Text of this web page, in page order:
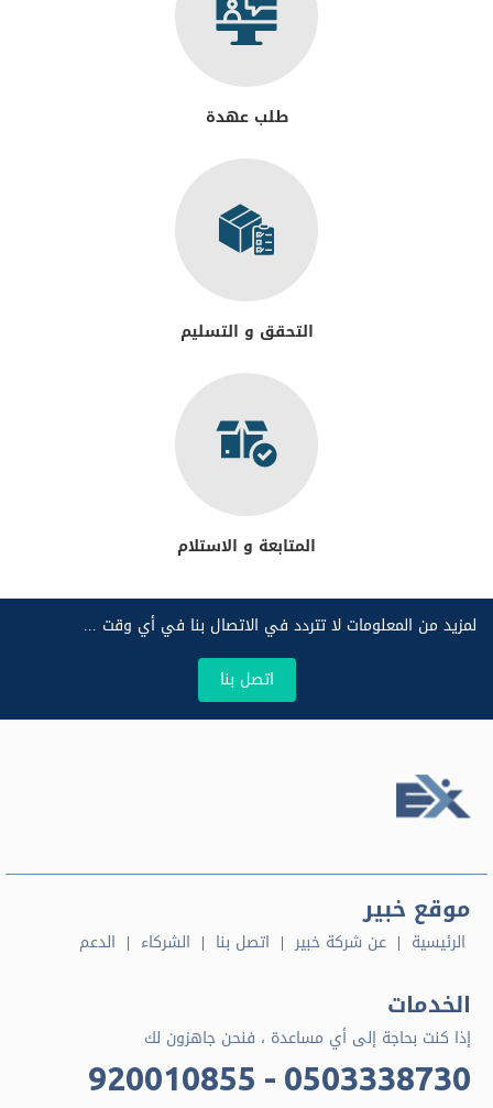
طلب عهدة
التحقق و التسليم
المتابعة و الاستلام
لمزيد من المعلومات لا تتردد في الاتصال بنا في أي وقت ...
اتصل بنا
موقع خبير
الرئيسية عن شركة خبير اتصل بنا الشركاء الدعم
الخدمات
إذا كنت بحاجة إلى أي مساعدة ، فنحن جاهزون لك
920010855 - 0503338730